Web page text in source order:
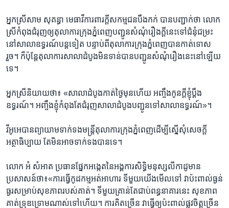
អ្នក​ស្រី​សាម សុគន្ធា​ មេធាវី​ការ​ពារ​ក្តី​សកម្មជន​បឹងកក់​ បាន​បញ្ជាក់​ថា លោក​
ស្រី​កំពុង​ជំរុញ​ឲ្យ​តុលាការ​ក្រុង​ភ្នំពេញបញ្ជូន​សំណុំ​រឿង​ក្តី​នេះ​ទៅ​ជំនុំ​ជម្រះ
នៅ​សាលា​ឧទ្ធរណ៍​បន្ត​ទៀត​ បន្ទាប់​ពី​តុលាការ​ក្រុង​ភ្នំពេញ​បាន​កាត់​ទោស​
រួច។ ក៏ប៉ុន្តែ​តុលាការ​សាលា​ដំបូង​មិន​ទាន់​បាន​បញ្ជូន​សំណុំ​រឿង​នេះ​នៅ​ឡើយ​
ទេ។​
អ្នក​ស្រី​និយាយ​ថា៖​ «សាលា​ដំបូង​កាត់​ថ្ងៃ​មុន​ហើយ​ អញ្ចឹង​កូន​ក្តី​ខ្ញុំ​ប្តឹង​
ឧទ្ធរណ៍។​ អញ្ចឹង​ខ្ញុំ​កំពុង​តែ​ជំរុញ​សាលា​ដំបូង​បញ្ជូន​ទៅ​សាលា​ឧទ្ធរណ៍»។​
វីអូអេ​បាន​ព្យាយាម​ទាក់ទង​មន្ត្រី​តុលាការ​ក្រុង​ភ្នំពេញ​ដើម្បី​ស្នើ​សុំសេចក្តី​
អត្ថាធិប្បាយ តែ​មិន​អាច​ទាក់ទង​បាន​ទេ។​
លោក​ អំ សំអាត​ ប្រធាន​ផ្នែក​អង្កេត​នៃ​អង្គការ​សិទ្ធិ​មនុស្ស​លីកាដូ​មាន​
ប្រសាសន៍​ថា៖​«ការ​ធ្វើ​កូដកម្ម​អត់​អាហារ​ ទី​មួយ​យើង​មើល​ទៅ​ វា​ប៉ះពាល់​ធ្ងន់​
ធ្ងរ​សម្រាប់​សុខ​ភាព​របស់​គាត់។ ​ទីមួយ​គ្រាន់​តែ​ជាប់​ពន្ធនាគារ​នេះ​ ​សុខភាព​
គាត់​ទ្រុឌ​ទ្រោម​ណាស់​ទៅ​ហើយ។​ ​ការ​គិត​ច្រើន ​វា​ធ្វើ​ឲ្យប៉ះពាល់​ផ្លូវ​ចិត្ត​ច្រើន​